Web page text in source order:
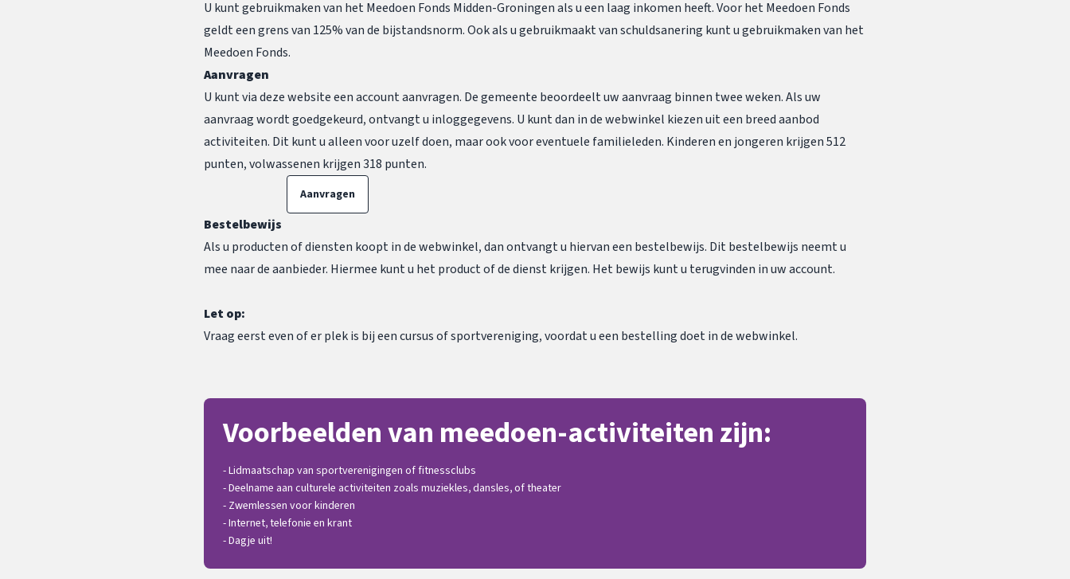
U kunt gebruikmaken van het Meedoen Fonds Midden-Groningen als u een laag inkomen heeft. Voor het Meedoen Fonds
geldt een grens van 125% van de bijstandsnorm. Ook als u gebruikmaakt van schuldsanering kunt u gebruikmaken van het
Meedoen Fonds.
Aanvragen
U kunt via deze website een account aanvragen. De gemeente beoordeelt uw aanvraag binnen twee weken. Als uw
aanvraag wordt goedgekeurd, ontvangt u inloggegevens. U kunt dan in de webwinkel kiezen uit een breed aanbod
activiteiten. Dit kunt u alleen voor uzelf doen, maar ook voor eventuele familieleden. Kinderen en jongeren krijgen 512
punten, volwassenen krijgen 318 punten.
Aanvragen
Bestelbewijs
Als u producten of diensten koopt in de webwinkel, dan ontvangt u hiervan een bestelbewijs. Dit bestelbewijs neemt u
mee naar de aanbieder. Hiermee kunt u het product of de dienst krijgen. Het bewijs kunt u terugvinden in uw account.
Let op:
Vraag eerst even of er plek is bij een cursus of sportvereniging, voordat u een bestelling doet in de webwinkel.
Voorbeelden van meedoen-activiteiten zijn:
- Lidmaatschap van sportverenigingen of fitnessclubs
- Deelname aan culturele activiteiten zoals muziekles, dansles, of theater
- Zwemlessen voor kinderen
- Internet, telefonie en krant
- Dagje uit!